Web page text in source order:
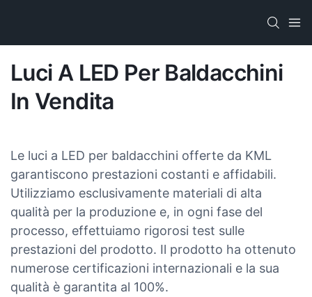
Luci A LED Per Baldacchini
In Vendita
Le luci a LED per baldacchini offerte da KML
garantiscono prestazioni costanti e affidabili.
Utilizziamo esclusivamente materiali di alta
qualità per la produzione e, in ogni fase del
processo, effettuiamo rigorosi test sulle
prestazioni del prodotto. Il prodotto ha ottenuto
numerose certificazioni internazionali e la sua
qualità è garantita al 100%.